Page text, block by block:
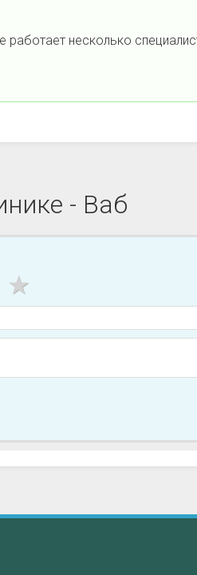
несколько
- Ваб